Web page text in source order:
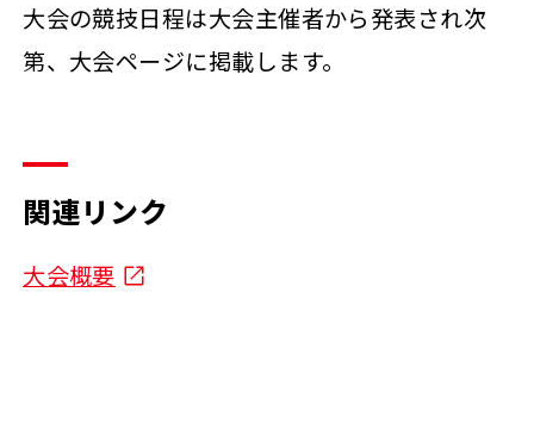
大会の競技日程は大会主催者から発表され次
第、大会ページに掲載します。
関連リンク
大会概要